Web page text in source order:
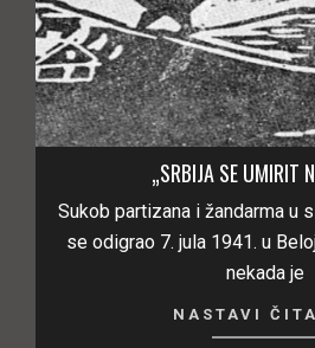
„SRBIJA SE UMIRIT
Sukob partizana i žandarma u
se odigrao 7. jula 1941. u
nekada je
NASTAVI